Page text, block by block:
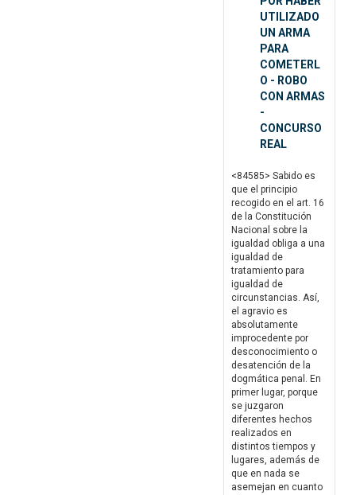
UTILIZADO
UN ARMA
PARA
COMETERL
O - ROBO
CON ARMAS
-
CONCURSO
REAL
<84585> Sabido es
que el principio
recogido en el art. 16
de la Constitución
Nacional sobre la
igualdad obliga a una
igualdad de
tratamiento para
igualdad de
circunstancias. Así,
el agravio es
absolutamente
improcedente por
desconocimiento o
desatención de la
dogmática penal. En
primer lugar, porque
se juzgaron
diferentes hechos
realizados en
distintos tiempos y
lugares, además de
que en nada se
asemejan en cuanto